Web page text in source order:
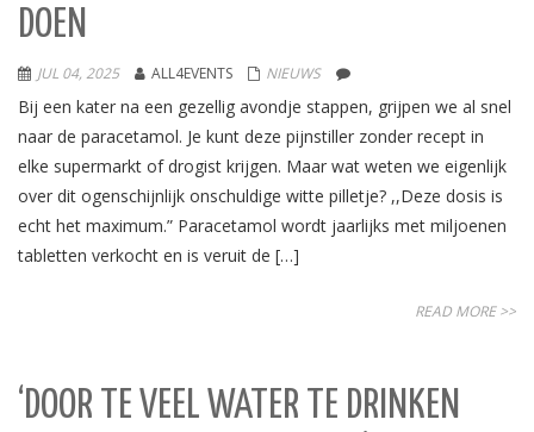
DOEN
JUL 04, 2025 ALL4EVENTS NIEUWS
Bij een kater na een gezellig avondje stappen, grijpen we al snel
naar de paracetamol. Je kunt deze pijnstiller zonder recept in
elke supermarkt of drogist krijgen. Maar wat weten we eigenlijk
over dit ogenschijnlijk onschuldige witte pilletje? ,,Deze dosis is
echt het maximum.” Paracetamol wordt jaarlijks met miljoenen
tabletten verkocht en is veruit de […]
READ MORE >>
‘DOOR TE VEEL WATER TE DRINKEN